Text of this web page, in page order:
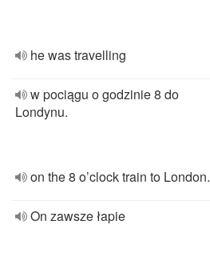
he was travelling
w pociągu o godzinie 8 do
Londynu.
on the 8 o’clock train to London.
On zawsze łapie